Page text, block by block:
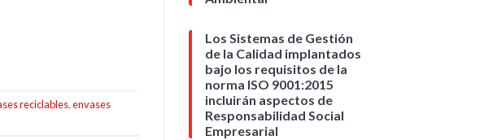
reciclables,envases
Los Sistemas de Gestión
de la Calidad implantados
bajo los requisitos de la
norma ISO 9001:2015
incluirán aspectos de
Responsabilidad Social
Empresarial